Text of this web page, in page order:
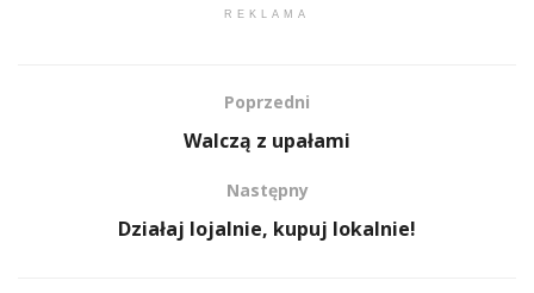
REKLAMA
Poprzedni
Walczą z upałami
Następny
Działaj lojalnie, kupuj lokalnie!